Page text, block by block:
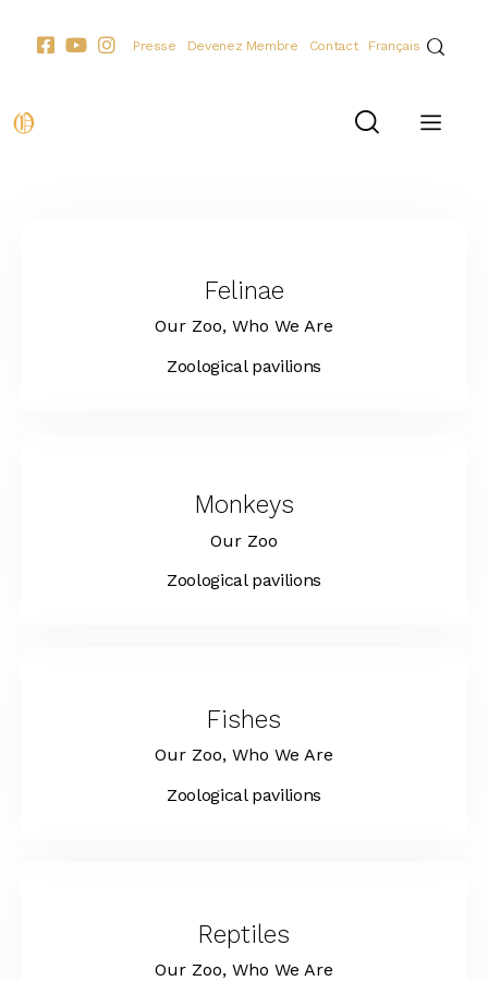
Presse Devenez Membre Contact Français
Felinae
Our Zoo, Who We Are
Zoological pavilions
Monkeys
Our Zoo
Zoological pavilions
Fishes
Our Zoo, Who We Are
Zoological pavilions
Reptiles
Our Zoo, Who We Are